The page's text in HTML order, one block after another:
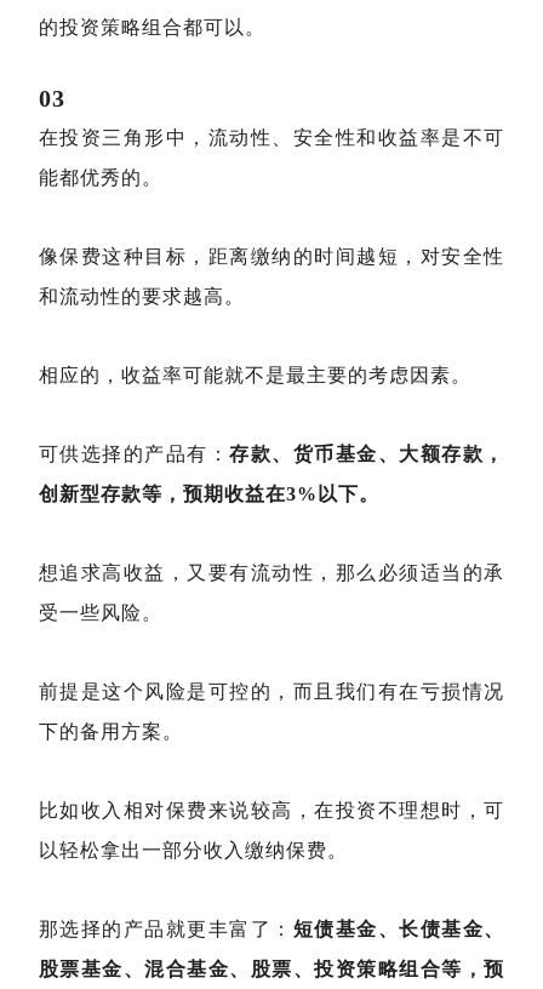
的投资策略组合都可以。
03
在投资三角形中，流动性、安全性和收益率是不可
能都优秀的。
像保费这种目标，距离缴纳的时间越短，对安全性
和流动性的要求越高。
相应的，收益率可能就不是最主要的考虑因素。
可供选择的产品有：存款、货币基金、大额存款，
创新型存款等，预期收益在3%以下。
想追求高收益，又要有流动性，那么必须适当的承
受一些风险。
前提是这个风险是可控的，而且我们有在亏损情况
下的备用方案。
比如收入相对保费来说较高，在投资不理想时，可
以轻松拿出一部分收入缴纳保费。
那选择的产品就更丰富了： 短债基金、长债基金、
股票基金、混合基金、股票、投资策略组合等，预